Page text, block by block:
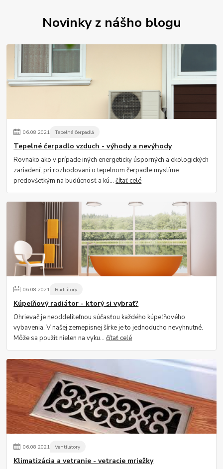
Novinky z nášho blogu
06.08.2021 Tepelné čerpadlá
Tepelné čerpadlo vzduch - výhody a nevýhody
Rovnako ako v prípade iných energeticky úsporných a ekologických
zariadení, pri rozhodovaní o tepelnom čerpadle myslíme
predovšetkým na budúcnosť a kú...čítať celé
06.08.2021 Radiátory
Kúpeľňový radiátor - ktorý si vybrať?
Ohrievač je neoddeliteľnou súčasťou každého kúpeľňového
vybavenia. V našej zemepisnej šírke je to jednoducho nevyhnutné.
Môže sa použiť nielen na vyku...čítať celé
06.08.2021 Ventilátory
Klimatizácia a vetranie - vetracie mriežky